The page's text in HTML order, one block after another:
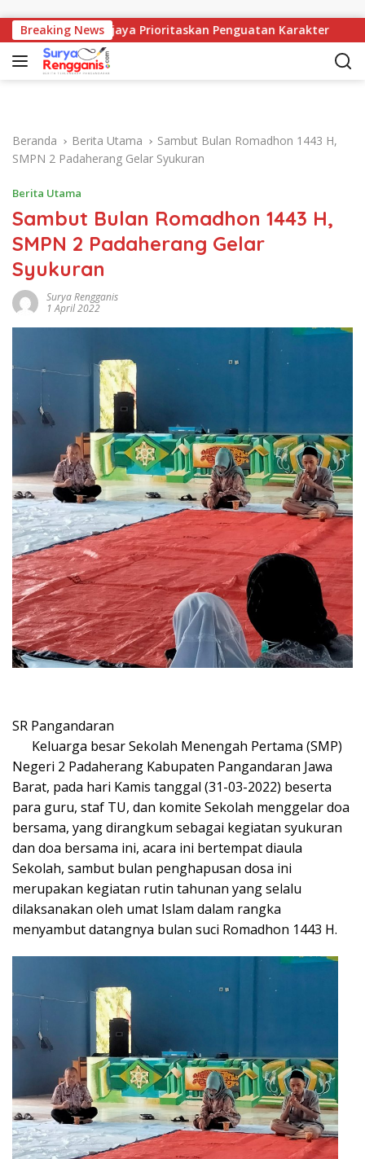
Breaking News
Mangunjaya Prioritaskan Penguatan Karakter
Beranda Berita Utama
Sambut Bulan Romadhon 1443 H,
SMPN 2 Padaherang Gelar Syukuran
Berita Utama
Sambut Bulan Romadhon 1443 H,
SMPN 2 Padaherang Gelar
Syukuran
Surya Rengganis
1 April 2022
SR Pangandaran
Keluarga besar Sekolah Menengah Pertama (SMP)
Negeri 2 Padaherang Kabupaten Pangandaran Jawa
Barat, pada hari Kamis tanggal (31-03-2022) beserta
para guru, staf TU, dan komite Sekolah menggelar doa
bersama, yang dirangkum sebagai kegiatan syukuran
dan doa bersama ini, acara ini bertempat diaula
Sekolah, sambut bulan penghapusan dosa ini
merupakan kegiatan rutin tahunan yang selalu
dilaksanakan oleh umat Islam dalam rangka
menyambut datangnya bulan suci Romadhon 1443 H.